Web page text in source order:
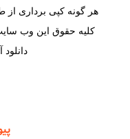
هر گونه کپی برداری از
کلیه حقوق این وب